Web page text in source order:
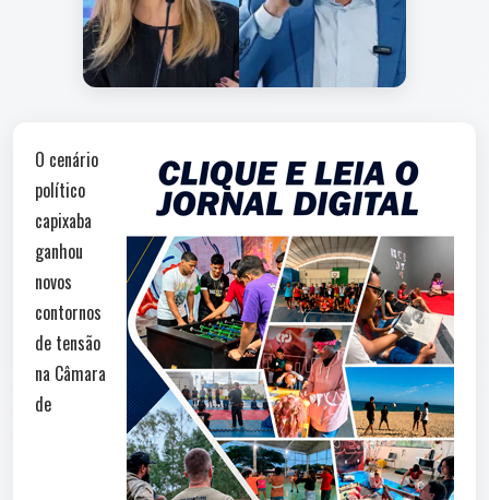
O cenário
político
capixaba
ganhou
novos
contornos
de tensão
na Câmara
de